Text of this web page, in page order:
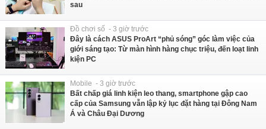
sau
Đồ chơi số - 3 giờ trước
Đây là cách ASUS ProArt “phủ sóng” góc làm việc của
giới sáng tạo: Từ màn hình hàng chục triệu, đến loạt linh
kiện PC
Mobile - 3 giờ trước
Bất chấp giá linh kiện leo thang, smartphone gập cao
cấp của Samsung vẫn lập kỷ lục đặt hàng tại Đông Nam
Á và Châu Đại Dương